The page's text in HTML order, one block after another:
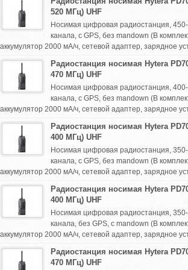
520 МГц) UHF
Носимая цифровая радиостанция,
канала, с GPS, без mandown (В
аккумулятор 2000 мА/ч, сетевой адаптер, зарядное
Радиостанция носимая Hytera
470 МГц) UHF
Носимая цифровая радиостанция,
канала, с GPS, без mandown (В
аккумулятор 2000 мА/ч, сетевой адаптер, зарядное
Радиостанция носимая Hytera
400 МГц) UHF
Носимая цифровая радиостанция,
канала, с GPS, без mandown (В
аккумулятор 2000 мА/ч, сетевой адаптер, зарядное
Радиостанция носимая Hytera
400 МГц) UHF
Носимая цифровая радиостанция,
канала, без GPS, с mandown (В
аккумулятор 2000 мА/ч, сетевой адаптер, зарядное
Радиостанция носимая Hytera
470 МГц) UHF